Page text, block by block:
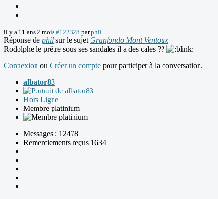
il y a 11 ans 2 mois #122328 parphil
Réponse de phil sur le sujet Granfondo Mont Ventoux
Rodolphe le prêtre sous ses sandales il a des cales ??
Connexion ou Créer un compte pour participer à la conversation.
albator83
Hors Ligne
Membre platinium
Messages : 12478
Remerciements reçus 1634